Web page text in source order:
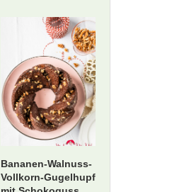
Bananen-Walnuss-
Vollkorn-Gugelhupf